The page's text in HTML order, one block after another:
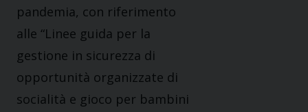
pandemia, con riferimento
alle “Linee guida per la
gestione in sicurezza di
opportunità organizzate di
socialità e gioco per bambini